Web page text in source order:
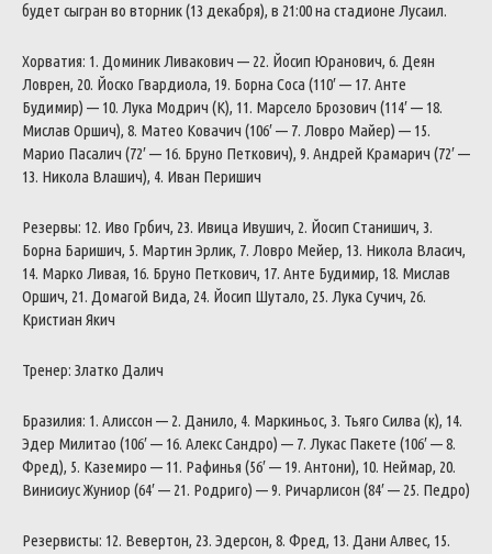
будет сыгран во вторник (13 декабря), в 21:00 на стадионе Лусаил.
Хорватия: 1. Доминик Ливакович — 22. Йосип Юранович, 6. Деян
Ловрен, 20. Йоско Гвардиола, 19. Борна Соса (110′ — 17. Анте
Будимир) — 10. Лука Модрич (К), 11. Марсело Брозович (114′ — 18.
Мислав Оршич), 8. Матео Ковачич (106′ — 7. Ловро Майер) — 15.
Марио Пасалич (72′ — 16. Бруно Петкович), 9. Андрей Крамарич (72′ —
13. Никола Влашич), 4. Иван Перишич
Резервы: 12. Иво Грбич, 23. Ивица Ивушич, 2. Йосип Станишич, 3.
Борна Баришич, 5. Мартин Эрлик, 7. Ловро Мейер, 13. Никола Власич,
14. Марко Ливая, 16. Бруно Петкович, 17. Анте Будимир, 18. Мислав
Оршич, 21. Домагой Вида, 24. Йосип Шутало, 25. Лука Сучич, 26.
Кристиан Якич
Тренер: Златко Далич
Бразилия: 1. Алиссон — 2. Данило, 4. Маркиньос, 3. Тьяго Силва (к), 14.
Эдер Милитао (106′ — 16. Алекс Сандро) — 7. Лукас Пакете (106′ — 8.
Фред), 5. Каземиро — 11. Рафинья (56′ — 19. Антони), 10. Неймар, 20.
Винисиус Жуниор (64′ — 21. Родриго) — 9. Ричарлисон (84′ — 25. Педро)
Резервисты: 12. Вевертон, 23. Эдерсон, 8. Фред, 13. Дани Алвес, 15.